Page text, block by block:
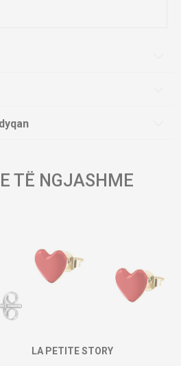
TË NGJASHME
LA PETITE STORY